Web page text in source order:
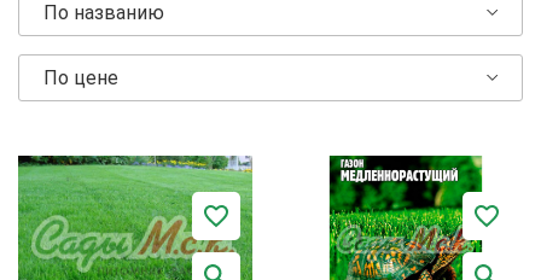
По названию
По цене